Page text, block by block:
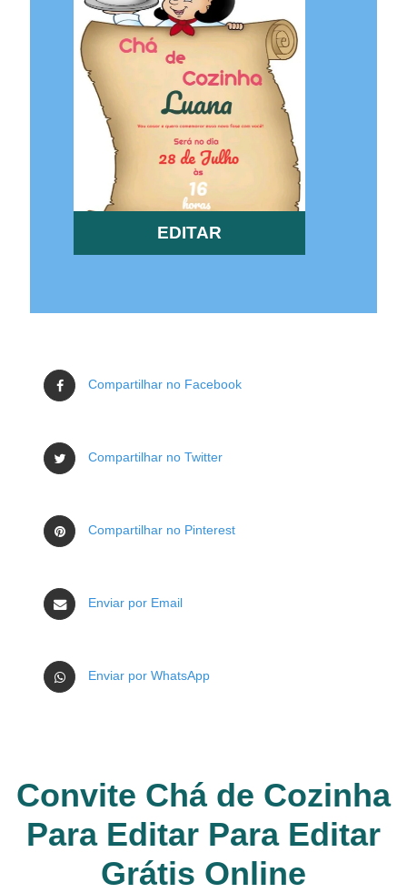
EDITAR
Compartilhar no Facebook
Compartilhar no Twitter
Compartilhar no Pinterest
Enviar por Email
Enviar por WhatsApp
Convite Chá de Cozinha
Para Editar Para Editar
Grátis Online